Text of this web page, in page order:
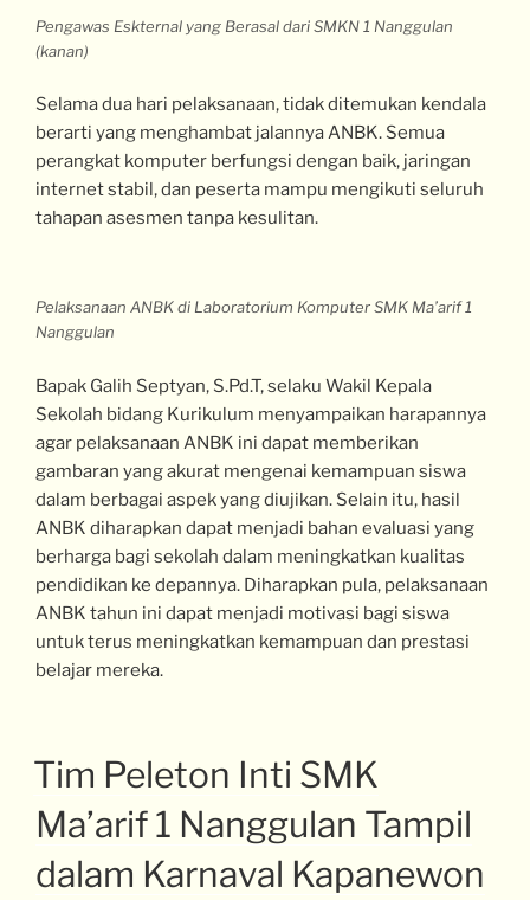
Pengawas Eskternal yang Berasal dari SMKN 1 Nanggulan
(kanan)
Selama dua hari pelaksanaan, tidak ditemukan kendala
berarti yang menghambat jalannya ANBK. Semua
perangkat komputer berfungsi dengan baik, jaringan
internet stabil, dan peserta mampu mengikuti seluruh
tahapan asesmen tanpa kesulitan.
Pelaksanaan ANBK di Laboratorium Komputer SMK Ma’arif 1
Nanggulan
Bapak Galih Septyan, S.Pd.T, selaku Wakil Kepala
Sekolah bidang Kurikulum menyampaikan harapannya
agar pelaksanaan ANBK ini dapat memberikan
gambaran yang akurat mengenai kemampuan siswa
dalam berbagai aspek yang diujikan. Selain itu, hasil
ANBK diharapkan dapat menjadi bahan evaluasi yang
berharga bagi sekolah dalam meningkatkan kualitas
pendidikan ke depannya. Diharapkan pula, pelaksanaan
ANBK tahun ini dapat menjadi motivasi bagi siswa
untuk terus meningkatkan kemampuan dan prestasi
belajar mereka.
Tim Peleton Inti SMK
Ma’arif 1 Nanggulan Tampil
dalam Karnaval Kapanewon